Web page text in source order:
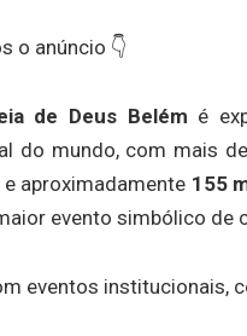
o anúncio 👇
de Deus Belém é
do mundo, com mais de
e aproximadamente 155
evento simbólico de
eventos institucionais,